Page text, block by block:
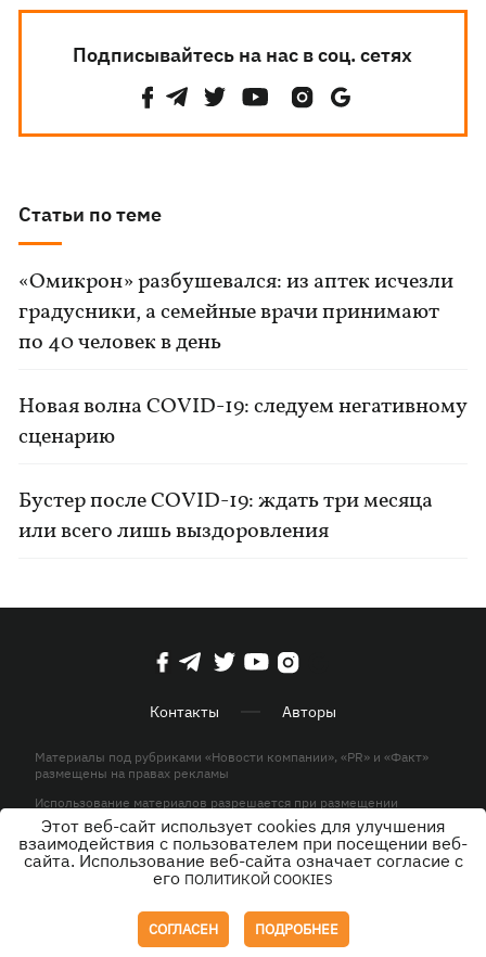
Подписывайтесь на нас в соц. сетях
Статьи по теме
«Омикрон» разбушевался: из аптек исчезли
градусники, а семейные врачи принимают
по 40 человек в день
Новая волна COVID-19: следуем негативному
сценарию
Бустер после COVID-19: ждать три месяца
или всего лишь выздоровления
Контакты Авторы
Материалы под рубриками «Новости компании», «PR» и «Факт»
размещены на правах рекламы
Использование материалов разрешается при размещении
активной гиперссылки на KP.UA в первом абзаце.
© ООО «ЮЛАВ МЕДИА»,2026. Все права защищены.
Этот веб-сайт использует cookies для улучшения
взаимодействия с пользователем при посещении веб-
сайта. Использование веб-сайта означает согласие с
его ПОЛИТИКОЙ COOKIES
СОГЛАСЕН ПОДРОБНЕЕ